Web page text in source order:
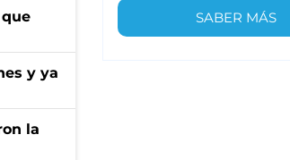
y ya
la
SABER MÁS